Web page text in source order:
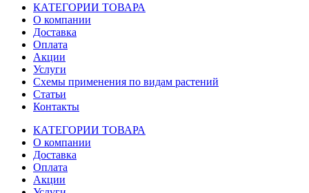
КАТЕГОРИИ ТОВАРА
О компании
Доставка
Оплата
Акции
Услуги
Схемы применения по видам растений
Статьи
Контакты
КАТЕГОРИИ ТОВАРА
О компании
Доставка
Оплата
Акции